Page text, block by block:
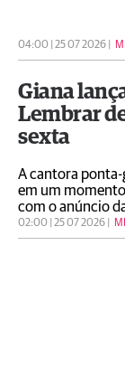
04:00 | 25 07 2026 |
Giana
Lembrar
sexta
A cantora ponta-
em um
com o anúncio
Zayn no Brasil
02:00 | 25 07 2026 |